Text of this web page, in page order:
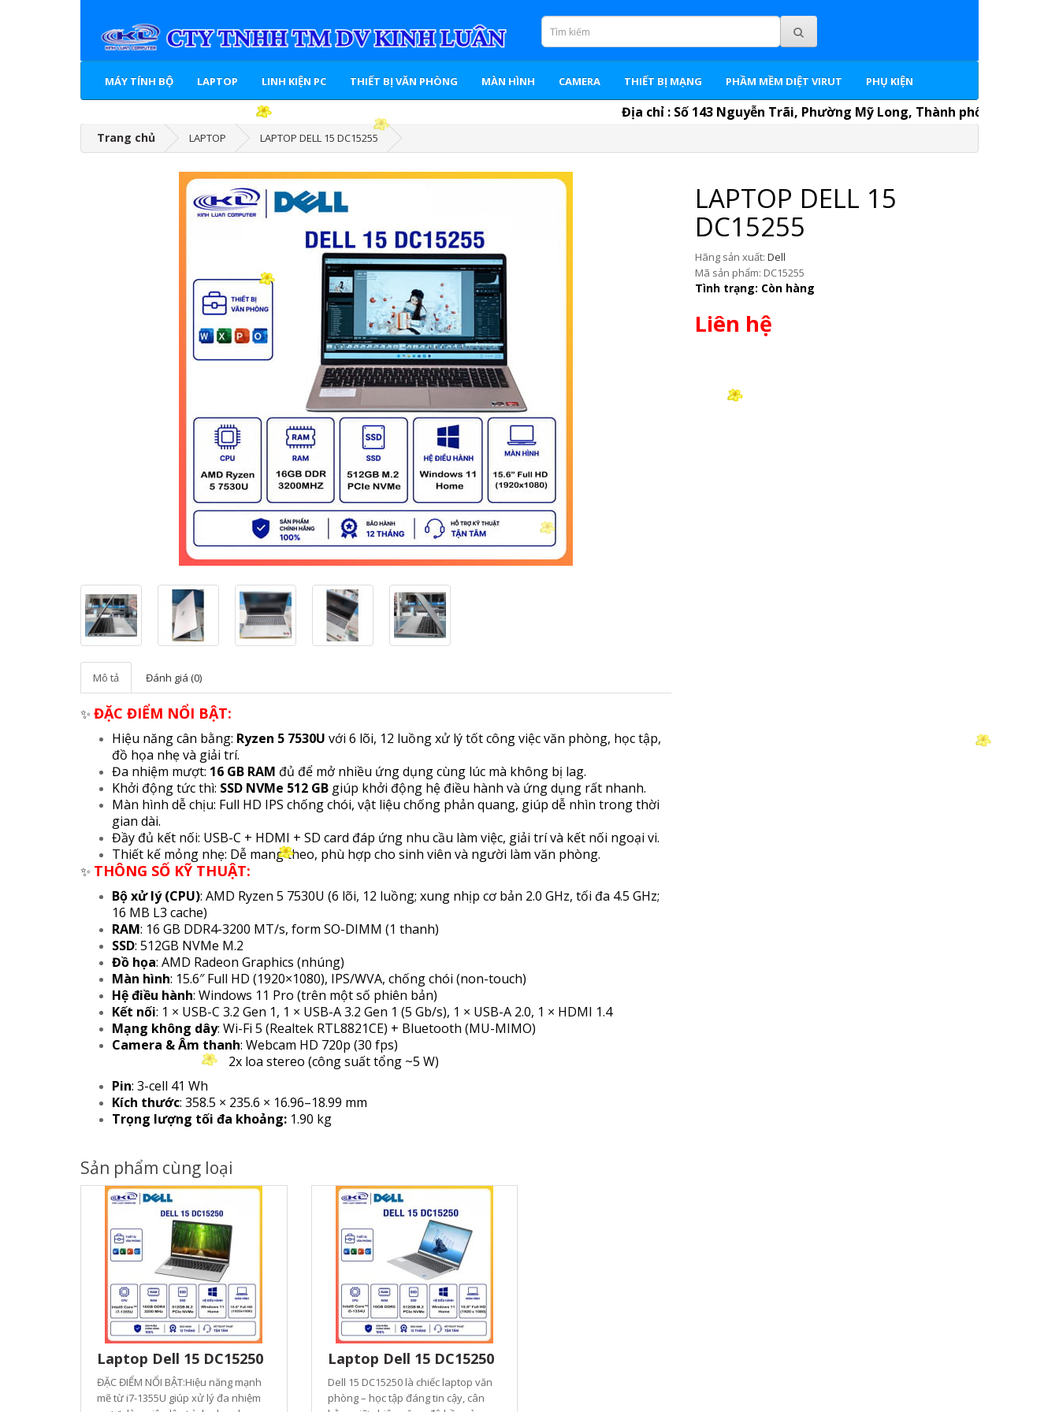
MÁY TÍNH BỘ LAPTOP LINH KIỆN PC THIẾT BỊ VĂN PHÒNG MÀN HÌNH CAMERA THIẾT BỊ MẠNG PHẦM MỀM DIỆT VIRUT PHỤ KIỆN
Địa chỉ : Số 143 Nguyễn Trãi, Phường Mỹ Long, Thành phố Long Xuyên,
Trang chủ LAPTOP LAPTOP DELL 15 DC15255
Mô tả Đánh giá (0)
✨ ĐẶC ĐIỂM NỔI BẬT:
Hiệu năng cân bằng: Ryzen 5 7530U với 6 lõi, 12 luồng xử lý tốt công việc văn phòng, học tập,
đồ họa nhẹ và giải trí.
Đa nhiệm mượt: 16 GB RAM đủ để mở nhiều ứng dụng cùng lúc mà không bị lag.
Khởi động tức thì: SSD NVMe 512 GB giúp khởi động hệ điều hành và ứng dụng rất nhanh.
Màn hình dễ chịu: Full HD IPS chống chói, vật liệu chống phản quang, giúp dễ nhìn trong thời
gian dài.
Đầy đủ kết nối: USB-C + HDMI + SD card đáp ứng nhu cầu làm việc, giải trí và kết nối ngoại vi.
Thiết kế mỏng nhẹ: Dễ mang theo, phù hợp cho sinh viên và người làm văn phòng.
✨ THÔNG SỐ KỸ THUẬT:
Bộ xử lý (CPU): AMD Ryzen 5 7530U (6 lõi, 12 luồng; xung nhịp cơ bản 2.0 GHz, tối đa 4.5 GHz;
16 MB L3 cache)
RAM: 16 GB DDR4-3200 MT/s, form SO-DIMM (1 thanh)
SSD: 512GB NVMe M.2
Đồ họa: AMD Radeon Graphics (nhúng)
Màn hình: 15.6″ Full HD (1920×1080), IPS/WVA, chống chói (non-touch)
Hệ điều hành: Windows 11 Pro (trên một số phiên bản)
Kết nối: 1 × USB-C 3.2 Gen 1, 1 × USB-A 3.2 Gen 1 (5 Gb/s), 1 × USB-A 2.0, 1 × HDMI 1.4
Mạng không dây: Wi-Fi 5 (Realtek RTL8821CE) + Bluetooth (MU-MIMO)
Camera & Âm thanh: Webcam HD 720p (30 fps)
2x loa stereo (công suất tổng ~5 W)
Pin: 3-cell 41 Wh
Kích thước: 358.5 × 235.6 × 16.96–18.99 mm
Trọng lượng tối đa khoảng: 1.90 kg
LAPTOP DELL 15
DC15255
Hãng sản xuất: Dell
Mã sản phẩm: DC15255
Tình trạng: Còn hàng
Liên hệ
Sản phẩm cùng loại
Laptop Dell 15 DC15250
ĐẶC ĐIỂM NỔI BẬT:Hiệu năng mạnh
mẽ từ i7-1355U giúp xử lý đa nhiệm
Laptop Dell 15 DC15250
Dell 15 DC15250 là chiếc laptop văn
phòng – học tập đáng tin cậy, cân